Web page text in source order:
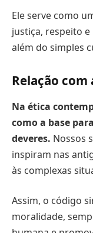
Ele serve como
justiça, respeito
além do simples
Relação
Na ética
como a base
deveres. Nossos
inspiram nas
às complexas
Assim, o código
moralidade,